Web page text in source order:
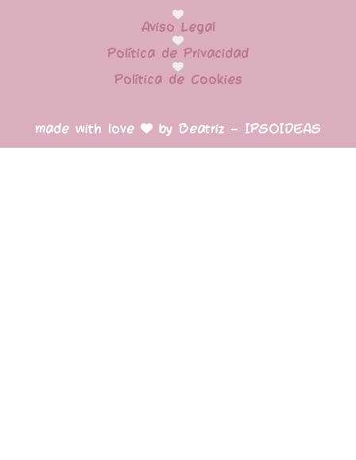
made with love by Beatriz – IPSOIDEAS
Aviso Legal
Política de Privacidad
Política de Cookies